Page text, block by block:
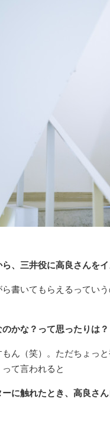
三井役に高良さんをイ
書いてもらえるってい
かな？って思ったりは？
ん（笑）。ただちょっ
て言われると
に触れたとき、高良さ